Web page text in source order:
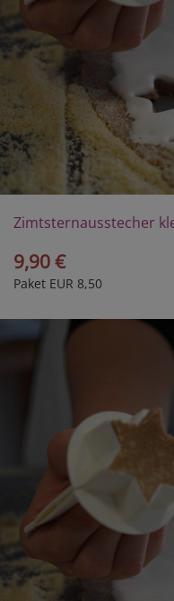
Zimtsternausstecher
9,90 €
Paket EUR 8,50